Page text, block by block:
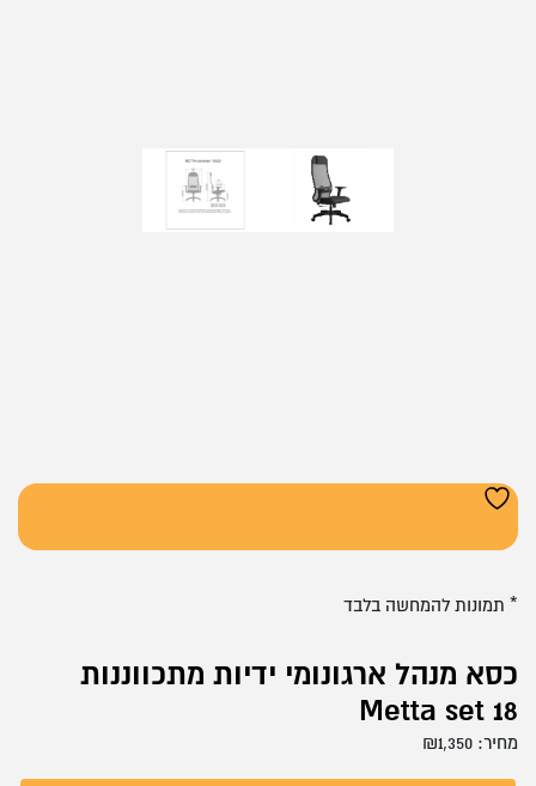
כסא מנהל ארגונומי ידיות מתכווננות
Metta set 18
מחיר: ₪1,350
* תמונות להמחשה בלבד